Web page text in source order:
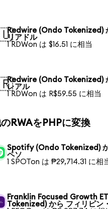
Redwire (Ondo Tokenized)
リアドル
1 RDWon は $16.51 に相当
Redwire (Ondo Tokenized)
レアル
1 RDWon は R$59.55 に相当
RWAをPHPに変換
Spotify (Ondo Tokenized) か
ペソ
1 SPOTon は ₱29,714.31 に相
Franklin Focused Growth
Tokenized) から フィリピン